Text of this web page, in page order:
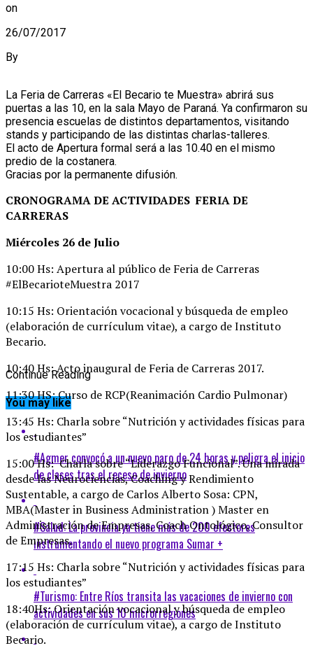
on
26/07/2017
By
La Feria de Carreras «El Becario te Muestra» abrirá sus
puertas a las 10, en la sala Mayo de Paraná. Ya confirmaron su
presencia escuelas de distintos departamentos, visitando
stands y participando de las distintas charlas-talleres.
El acto de Apertura formal será a las 10.40 en el mismo
predio de la costanera.
Gracias por la permanente difusión.
CRONOGRAMA DE ACTIVIDADES FERIA DE
CARRERAS
Miércoles 26 de Julio
10:00 Hs: Apertura al público de Feria de Carreras
#ElBecarioteMuestra 2017
10:15 Hs: Orientación vocacional y búsqueda de empleo
(elaboración de currículum vitae), a cargo de Instituto
Becario.
10:40 Hs: Acto inaugural de Feria de Carreras 2017.
11:30 HS: Curso de RCP(Reanimación Cardio Pulmonar)
13:45 Hs: Charla sobre “Nutrición y actividades físicas para
los estudiantes”
15:00 Hs: Charla sobre “Liderazgo Funcional”. Una mirada
desde las Neurociencias, Coaching y Rendimiento
Sustentable, a cargo de Carlos Alberto Sosa: CPN,
MBA(Master in Business Administration ) Master en
Administración de Empresas, Coach Ontológico, Consultor
de Empresas.
17:15 Hs: Charla sobre “Nutrición y actividades físicas para
los estudiantes”
18:40Hs: Orientación vocacional y búsqueda de empleo
(elaboración de currículum vitae), a cargo de Instituto
Becario.
Continue Reading
You may like
#Agmer convocó a un nuevo paro de 24 horas y peligra el inicio
de clases tras el receso de invierno
#Salud: La provincia ya tiene más de 200 efectores
instrumentando el nuevo programa Sumar +
#Turismo: Entre Ríos transita las vacaciones de invierno con
actividades en sus 10 microrregiones